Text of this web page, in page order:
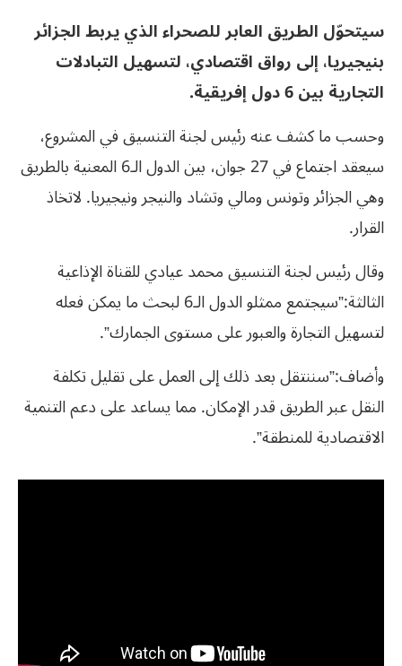
سيتحوّل الطريق العابر للصحراء الذي يربط الجزائر
بنيجيريا، إلى رواق اقتصادي، لتسهيل التبادلات
التجارية بين 6 دول إفريقية.
وحسب ما كشف عنه رئيس لجنة التنسيق في المشروع،
سيعقد اجتماع في 27 جوان، بين الدول الـ6 المعنية بالطريق
وهي الجزائر وتونس ومالي وتشاد والنيجر ونيجيريا. لاتخاذ
القرار.
وقال رئيس لجنة التنسيق محمد عيادي للقناة الإذاعية
الثالثة:”سيجتمع ممثلو الدول الـ6 لبحث ما يمكن فعله
لتسهيل التجارة والعبور على مستوى الجمارك”.
وأضاف:”سننتقل بعد ذلك إلى العمل على تقليل تكلفة
النقل عبر الطريق قدر الإمكان. مما يساعد على دعم التنمية
الاقتصادية للمنطقة”.